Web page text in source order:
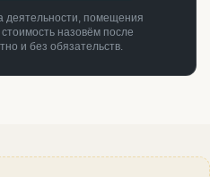
деятельности, помещения
назовём после
и без обязательств.